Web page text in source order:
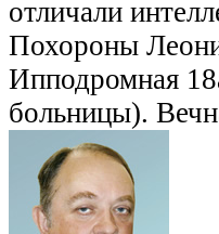
отличали
Похороны
Ипподромная
больницы).